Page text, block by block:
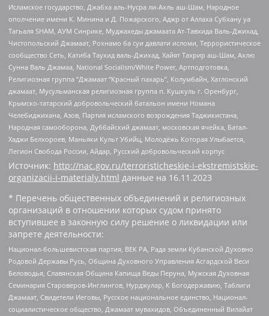
Исламское государство, Джабха аль-Нусра ли-Ахль аш-Шам, Народное
ополчение имени К. Минина и Д. Пожарского, Аджр от Аллаха Субхану уа
Тагьаля SHAM, АУМ Синрике, Муджахеды джамаата Ат-Тавхида Валь-Джихад,
Чистопольский Джамаат, Рохнамо ба суи давлати исломи, Террористическое
сообщество Сеть, Катиба Таухид валь-Джихад, Хайят Тахрир аш-Шам, Ахлю
Сунна Валь Джамаа, National Socialism/White Power, Артподготовка,
Религиозная группа “Джамаат “Красный пахарь”, Колумбайн, Хатлонский
джамаат, Мусульманская религиозная группа п. Кушкуль г. Оренбург,
Крымско-татарский добровольческий батальон имени Номана
Челебиджихана, Азов, Партия исламского возрождения Таджикистана,
Народная самооборона, Дуббайский джамаат, московская ячейка, Батал-
Хаджи Белхороев, Маньяки Культ Убийц, Молодёжь Которая Улыбается,
Легион Свобода России, Айдар, Русский добровольческий корпус
Источник: http://nac.gov.ru/terroristicheskie-i-ekstremistskie-
organizacii-i-materialy.html данные на 16.11.2023
* Перечень общественных объединений и религиозных
организаций в отношении которых судом принято
вступившее в законную силу решение о ликвидации или
запрете деятельности:
Национал-большевистская партия, ВЕК РА, Рада земли Кубанской Духовно
Родовой Державы Русь, Община Духовного Управления Асгардской Веси
Беловодья, Славянская Община Капища Веды Перуна, Мужская Духовная
Семинария Староверов-Инглингов, Нурджулар, К Богодержавию, Таблиги
Джамаат, Свидетели Иеговы, Русское национальное единство, Национал-
социалистическое общество, Джамаат мувахидов, Объединенный Вилайат